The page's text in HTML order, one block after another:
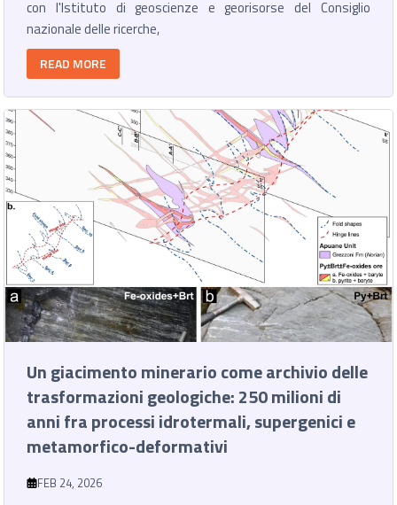
con l'Istituto di geoscienze e georisorse del Consiglio
nazionale delle ricerche,
READ MORE
Un giacimento minerario come archivio delle
trasformazioni geologiche: 250 milioni di
anni fra processi idrotermali, supergenici e
metamorfico-deformativi
FEB 24, 2026